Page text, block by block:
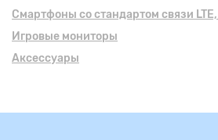
Смартфоны cо стандартом связи
Игровые мониторы
Аксессуары